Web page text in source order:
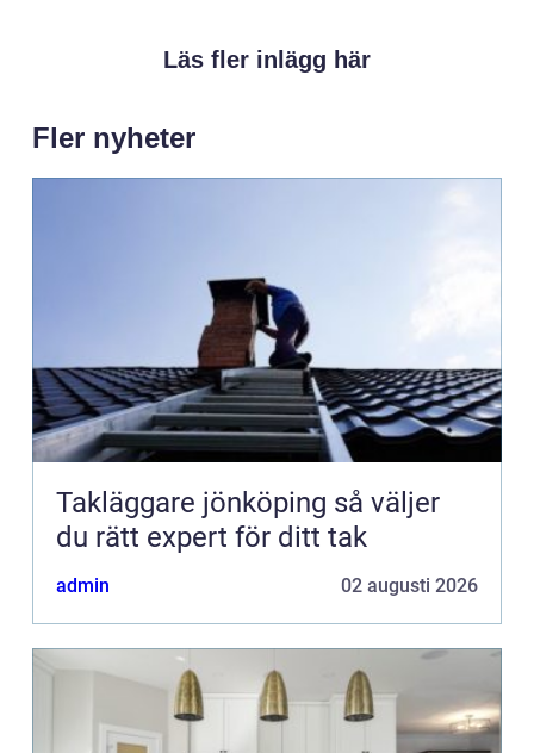
Läs fler inlägg här
Fler nyheter
Takläggare jönköping så väljer
du rätt expert för ditt tak
admin 02 augusti 2026